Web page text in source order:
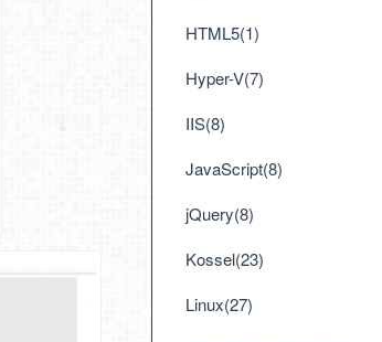
HTML5(1)
Hyper-V(7)
IIS(8)
JavaScript(8)
jQuery(8)
Kossel(23)
Linux(27)